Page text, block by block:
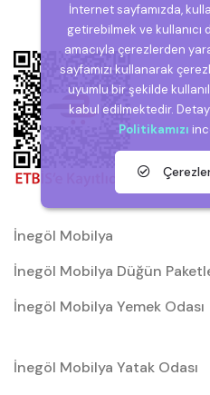
İnegöl Mobilya
İnegöl Mobilya Düğün
İnegöl Mobilya Yemek Odası
İnegöl Mobilya Yatak Odası
İnternet sayfamızda,
getirebilmek ve
amacıyla çerezlerden
sayfamızı kullanarak
uyumlu bir şekilde
kabul edilmektedir.
Politikamızı